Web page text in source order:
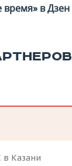
время» в Дзен
Казани